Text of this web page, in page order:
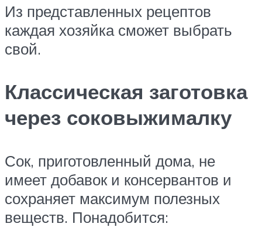
Из представленных рецептов
каждая хозяйка сможет выбрать
свой.
Классическая заготовка
через соковыжималку
Сок, приготовленный дома, не
имеет добавок и консервантов и
сохраняет максимум полезных
веществ. Понадобится: